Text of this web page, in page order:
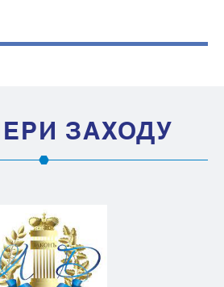
ЗАХОДУ